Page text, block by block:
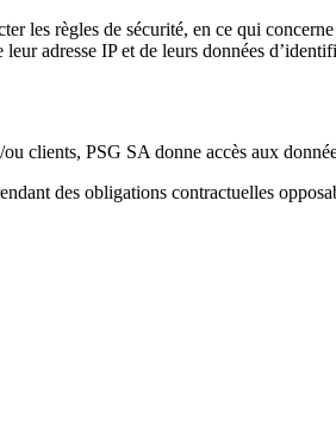
les règles de sécurité, en ce qui
adresse IP et de leurs données
clients, PSG SA donne accès aux
des obligations contractuelles